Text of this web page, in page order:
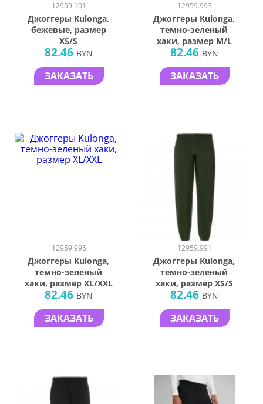
12959.101
Джоггеры Kulonga,
бежевые, размер
XS/S
82.46 BYN
ЗАКАЗАТЬ
12959.993
Джоггеры Kulonga,
темно-зеленый
хаки, размер M/L
82.46 BYN
ЗАКАЗАТЬ
12959.995
Джоггеры Kulonga,
темно-зеленый
хаки, размер XL/XXL
82.46 BYN
ЗАКАЗАТЬ
12959.991
Джоггеры Kulonga,
темно-зеленый
хаки, размер XS/S
82.46 BYN
ЗАКАЗАТЬ